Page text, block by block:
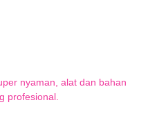
nyaman, alat dan bahan
profesional.